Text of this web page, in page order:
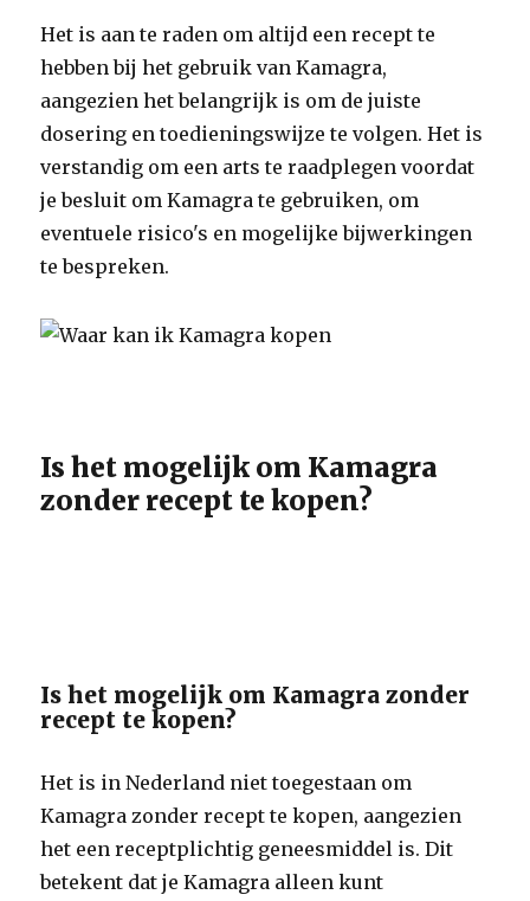
Het is aan te raden om altijd een recept te
hebben bij het gebruik van Kamagra,
aangezien het belangrijk is om de juiste
dosering en toedieningswijze te volgen. Het is
verstandig om een arts te raadplegen voordat
je besluit om Kamagra te gebruiken, om
eventuele risico's en mogelijke bijwerkingen
te bespreken.
Is het mogelijk om Kamagra
zonder recept te kopen?
Is het mogelijk om Kamagra zonder
recept te kopen?
Het is in Nederland niet toegestaan om
Kamagra zonder recept te kopen, aangezien
het een receptplichtig geneesmiddel is. Dit
betekent dat je Kamagra alleen kunt